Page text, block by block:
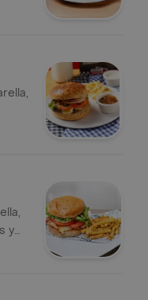
y